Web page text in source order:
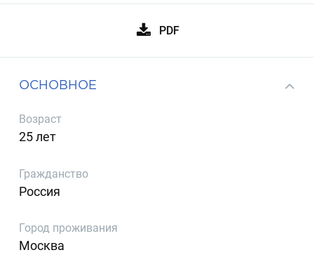
PDF
ОСНОВНОЕ
Возраст
25 лет
Гражданство
Россия
Город проживания
Москва